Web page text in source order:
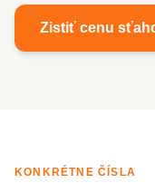
Zistiť cenu
KONKRÉTNE ČÍSLA